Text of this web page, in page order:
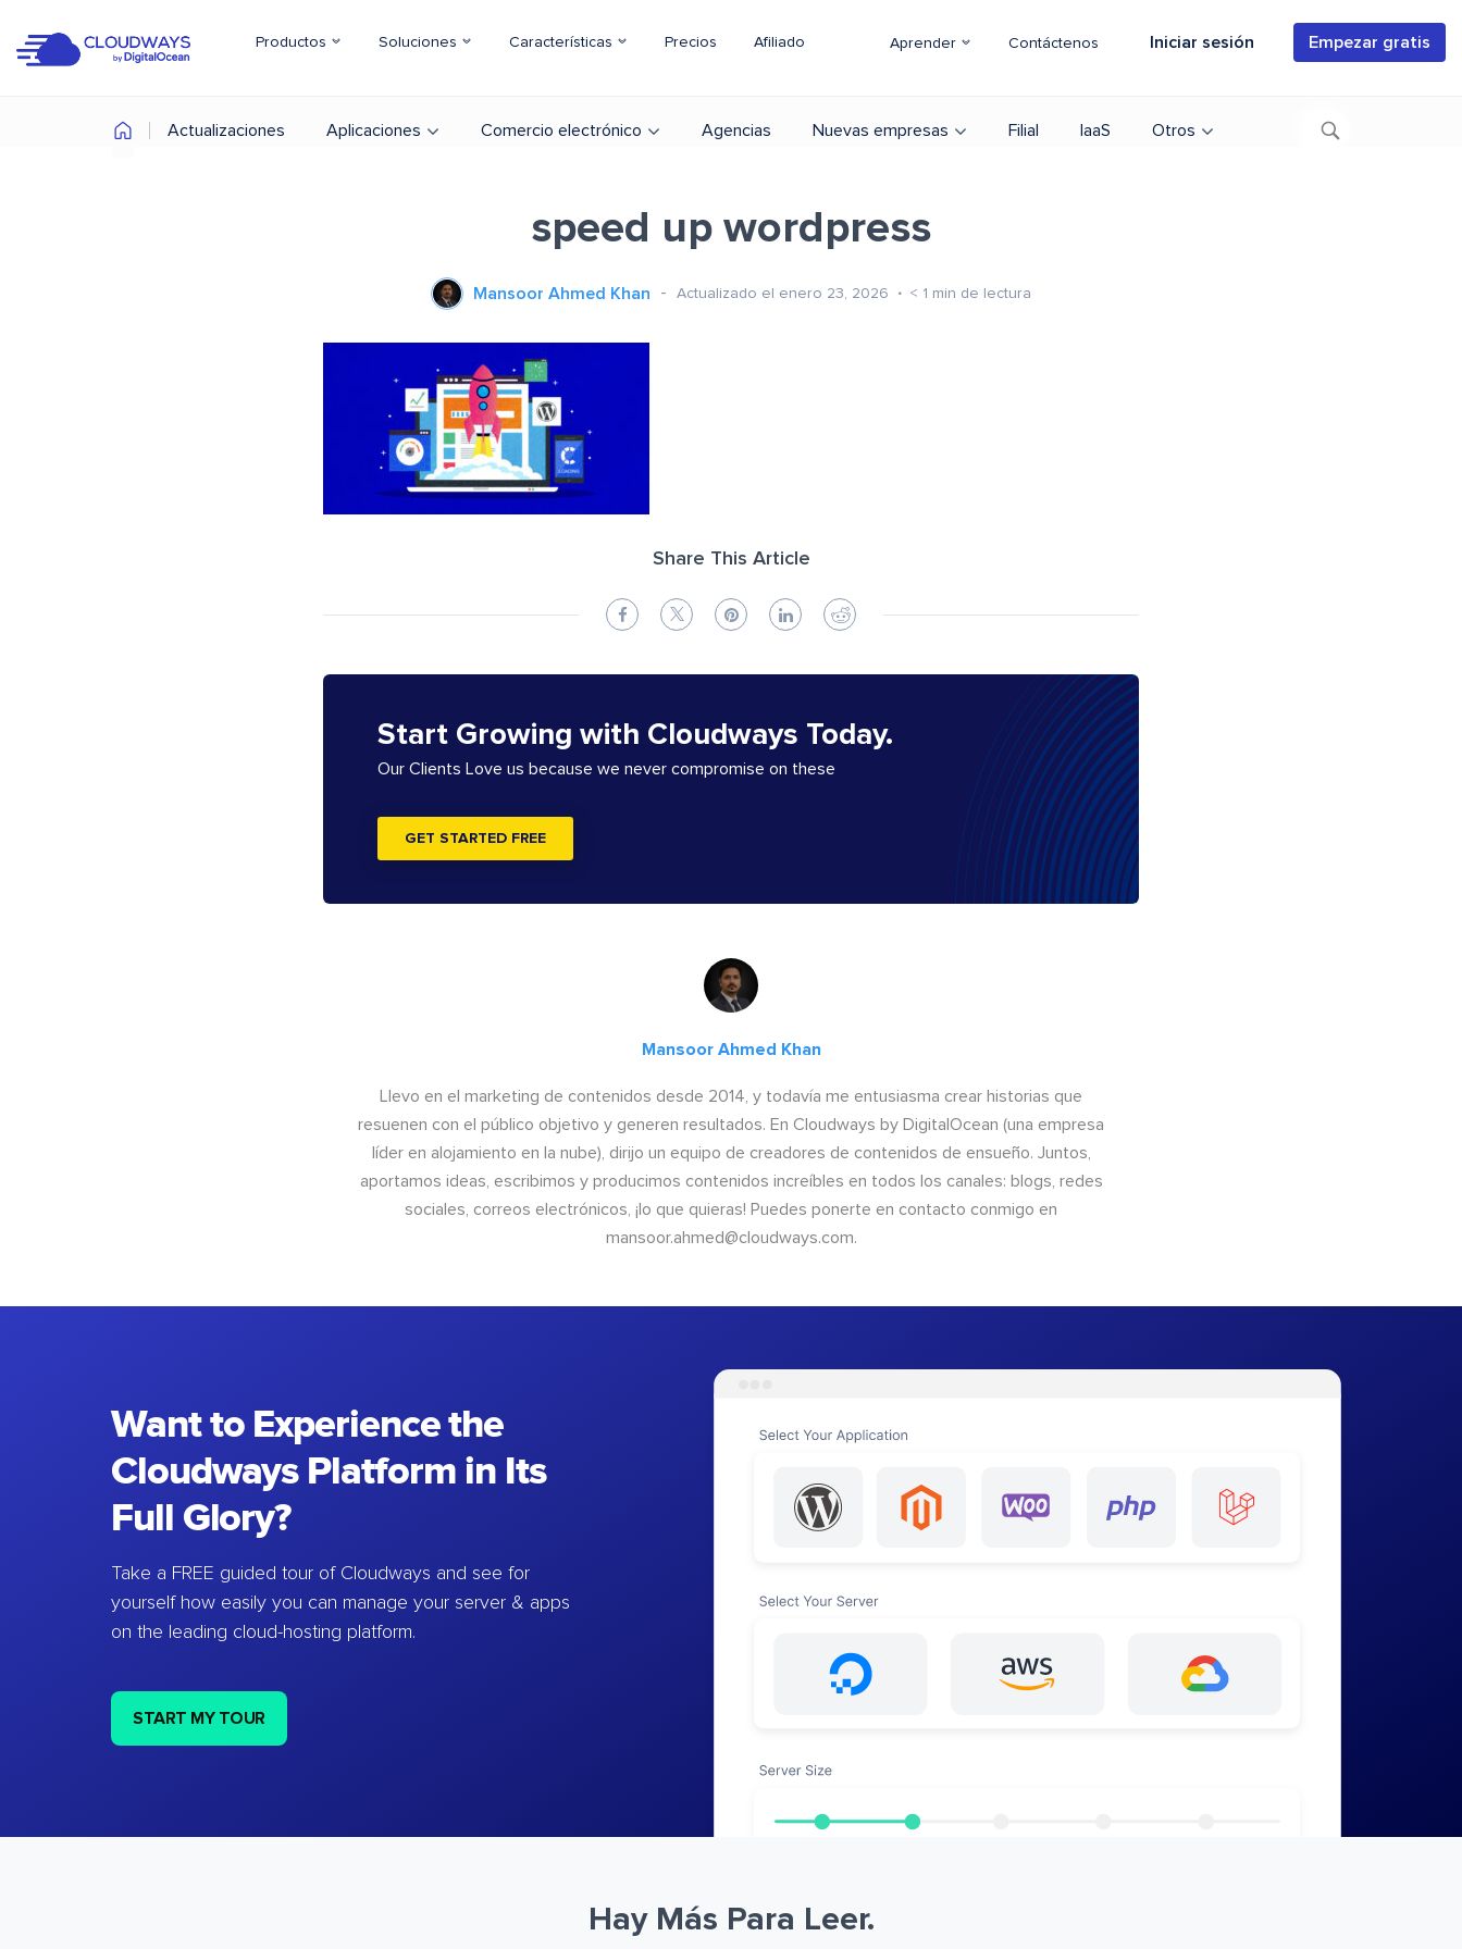
Productos Soluciones Características Precios Afiliado Aprender Contáctenos Iniciar sesión Empezar gratis
Actualizaciones Aplicaciones Comercio electrónico Agencias Nuevas empresas Filial IaaS Otros
speed up wordpress
Mansoor Ahmed Khan Actualizado el enero 23, 2026 < 1 min de lectura
Share This Article
Start Growing with Cloudways Today.
Our Clients Love us because we never compromise on these
GET STARTED FREE
Mansoor Ahmed Khan
Llevo en el marketing de contenidos desde 2014, y todavía me entusiasma crear historias que
resuenen con el público objetivo y generen resultados. En Cloudways by DigitalOcean (una empresa
líder en alojamiento en la nube), dirijo un equipo de creadores de contenidos de ensueño. Juntos,
aportamos ideas, escribimos y producimos contenidos increíbles en todos los canales: blogs, redes
sociales, correos electrónicos, ¡lo que quieras! Puedes ponerte en contacto conmigo en
mansoor.ahmed@cloudways.com.
Want to Experience the
Cloudways Platform in Its
Full Glory?
Take a FREE guided tour of Cloudways and see for
yourself how easily you can manage your server & apps
on the leading cloud-hosting platform.
START MY TOUR
Hay Más Para Leer.